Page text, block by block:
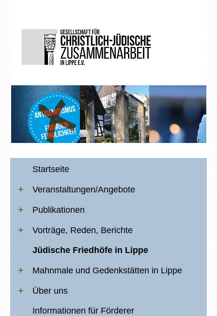
Startseite
Veranstaltungen/Angebote
Publikationen
Vorträge, Reden, Berichte
Jüdische Friedhöfe in Lippe
Mahnmale und Gedenkstätten in Lippe
Über uns
Informationen für Förderer